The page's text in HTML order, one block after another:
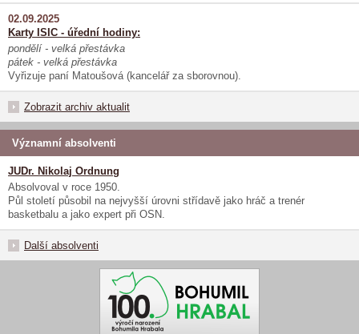
02.09.2025
Karty ISIC - úřední hodiny:
pondělí - velká přestávka
pátek - velká přestávka
Vyřizuje paní Matoušová (kancelář za sborovnou).
Zobrazit archiv aktualit
Významní absolventi
JUDr. Nikolaj Ordnung
Absolvoval v roce 1950.
Půl století působil na nejvyšší úrovni střídavě jako hráč a trenér
basketbalu a jako expert při OSN.
Další absolventi